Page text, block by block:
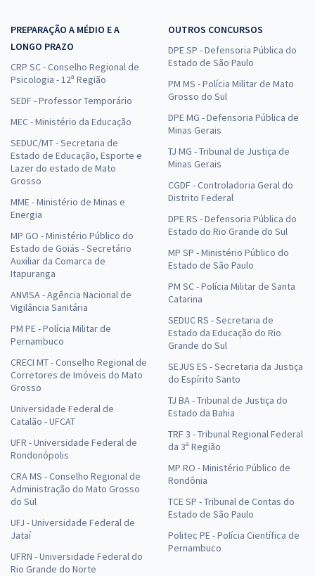
PREPARAÇÃO A MÉDIO E A
LONGO PRAZO
CRP SC - Conselho Regional de
Psicologia - 12ª Região
SEDF - Professor Temporário
MEC - Ministério da Educação
SEDUC/MT - Secretaria de
Estado de Educação, Esporte e
Lazer do estado de Mato
Grosso
MME - Ministério de Minas e
Energia
MP GO - Ministério Público do
Estado de Goiás - Secretário
Auxiliar da Comarca de
Itapuranga
ANVISA - Agência Nacional de
Vigilância Sanitária
PM PE - Polícia Militar de
Pernambuco
CRECI MT - Conselho Regional de
Corretores de Imóveis do Mato
Grosso
Universidade Federal de
Catalão - UFCAT
UFR - Universidade Federal de
Rondonópolis
CRA MS - Conselho Regional de
Administração do Mato Grosso
do Sul
UFJ - Universidade Federal de
Jataí
UFRN - Universidade Federal do
Rio Grande do Norte
OUTROS CONCURSOS
DPE SP - Defensoria Pública do
Estado de São Paulo
PM MS - Polícia Militar de Mato
Grosso do Sul
DPE MG - Defensoria Pública de
Minas Gerais
TJ MG - Tribunal de Justiça de
Minas Gerais
CGDF - Controladoria Geral do
Distrito Federal
DPE RS - Defensoria Pública do
Estado do Rio Grande do Sul
MP SP - Ministério Público do
Estado de São Paulo
PM SC - Polícia Militar de Santa
Catarina
SEDUC RS - Secretaria de
Estado da Educação do Rio
Grande do Sul
SEJUS ES - Secretaria da Justiça
do Espírito Santo
TJ BA - Tribunal de Justiça do
Estado da Bahia
TRF 3 - Tribunal Regional Federal
da 3ª Região
MP RO - Ministério Público de
Rondônia
TCE SP - Tribunal de Contas do
Estado de São Paulo
Politec PE - Polícia Científica de
Pernambuco